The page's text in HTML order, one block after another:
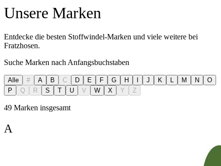
Unsere Marken
Entdecke die besten Stoffwindel-Marken und viele weitere bei
Fratzhosen.
Suche Marken nach Anfangsbuchstaben
Alle # A B C D E F G H J K L M N
O
P
Q R S T U V W X Y Z
49 Marken insgesamt
A